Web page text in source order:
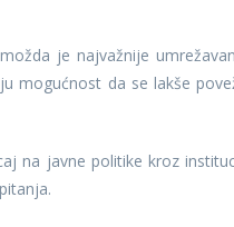
je najvažnije
mogućnost da se lakše
na javne politike kroz